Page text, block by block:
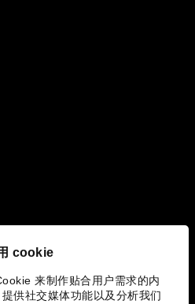
cookie
来制作贴合用户需求的内
供社交媒体功能以及分析我们